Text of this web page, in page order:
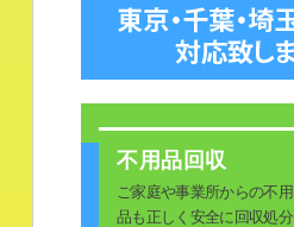
不用品回収
ご家庭や事業所からの不用
品も正しく安全に回収処分